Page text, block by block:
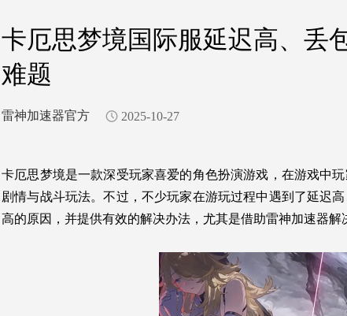
卡厄思梦境国际服延迟高、丢
难题
雷神加速器官方 2025-10-27
卡厄思梦境是一款深受玩家喜爱的角色扮演游戏，在游戏中
剧情与战斗玩法。不过，不少玩家在游玩过程中遇到了延迟
高的原因，并提供有效的解决办法，尤其是借助雷神加速器解